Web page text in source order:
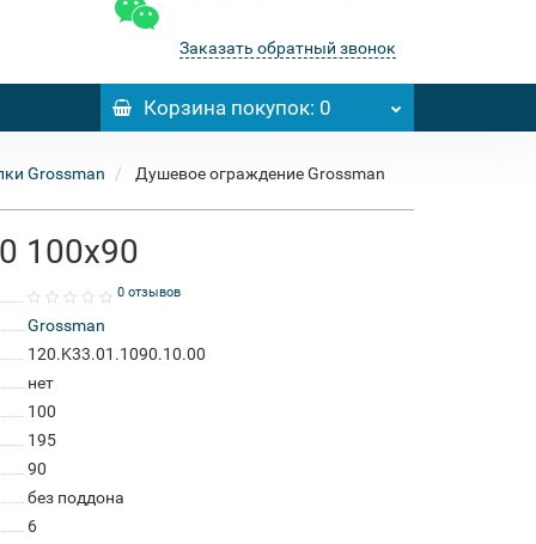
Заказать обратный звонок
Корзинапокупок: 0
Grossman Душевое ограждение Grossman
100x90
0 отзывов
Grossman
120.K33.01.1090.10.00
нет
100
195
90
без поддона
6